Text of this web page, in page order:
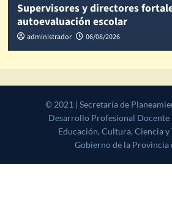
Supervisores y directores
autoevaluación escolar
administrador 06/08/2026
© 2021 | Secretaría de Planeamiento
Profesional Docente | Ministerio de
Tecnología | Gobierno de la Provincia de
themes.